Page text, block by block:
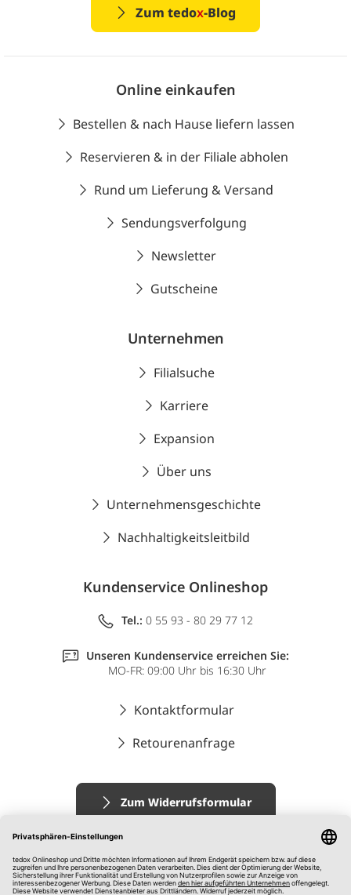
Zum tedox-Blog
Online einkaufen
Bestellen & nach Hause liefern lassen
Reservieren & in der Filiale abholen
Rund um Lieferung & Versand
Sendungsverfolgung
Newsletter
Gutscheine
Unternehmen
Filialsuche
Karriere
Expansion
Über uns
Unternehmensgeschichte
Nachhaltigkeitsleitbild
Kundenservice Onlineshop
Tel.: 0 55 93 - 80 29 77 12
Unseren Kundenservice erreichen Sie:
MO-FR: 09:00 Uhr bis 16:30 Uhr
Kontaktformular
Retourenanfrage
Zum Widerrufsformular
Impressum